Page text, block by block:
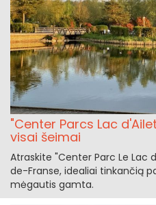
"Center Parcs Lac
visai šeimai
Atraskite "Center Parc Le Lac
de-Franse, idealiai tinkančią
mėgautis gamta.